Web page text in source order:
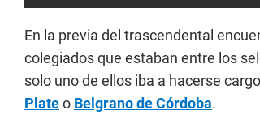
En la previa del trascendental
colegiados que estaban entre los
solo uno de ellos iba a hacerse
Plateo Belgrano de Córdoba.